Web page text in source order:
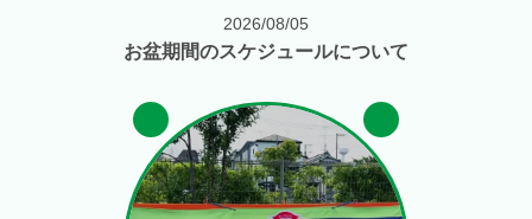
2026/08/05
お盆期間のスケジュールについて